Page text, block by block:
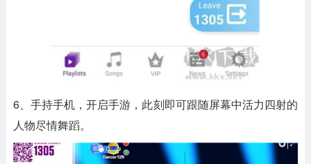
6、手持手机，开启手游，此刻即可跟随屏幕中活力四射的
人物尽情舞蹈。